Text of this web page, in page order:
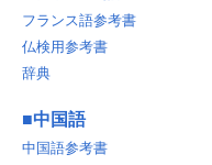
フランス語参考書
仏検用参考書
辞典
■中国語
中国語参考書